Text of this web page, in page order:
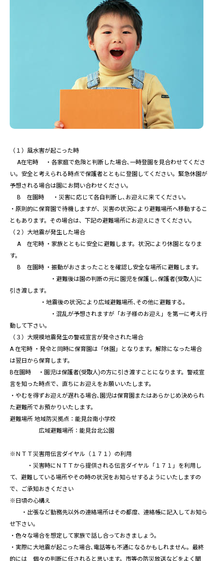
（１）風水害が起こった時
A在宅時 ・各家庭で危険と判断した場合､一時登園を見合わせてくださ
い。安全と考えられる時点で保護者とともに登園してください。緊急休園が
予想される場合は園にお問い合わせください。
B 在園時 ・災害に応じて各自判断し､お迎えに来てください。
・原則的に保育園で待機しますが、災害の状況により避難場所へ移動するこ
ともあります。その場合は、下記の避難場所にお迎えにきてください。
（２）大地震が発生した場合
A 在宅時 ・家族とともに安全に避難します。状況により休園となりま
す。
B 在園時 ・振動がおさまったことを確認し安全な場所に避難します。
・避難後は園の判断の元に園児を保護し､保護者(受取人)に
引き渡します。
・地震後の状況により広域避難場所､その他に避難する。
・混乱が予想されますが「お子様のお迎え」を第一に考え行
動して下さい。
（３）大規模地震発生の警戒宣言が発令された場合
A 在宅時 ・発令と同時に保育園は「休園」となります。解除になった場合
は翌日から保育します。
B在園時 ・園児は保護者(受取人)の方に引き渡すことになります。警戒宣
言を知った時点で、直ちにお迎えをお願いいたします。
・やむを得ずお迎えが遅れる場合､園児は保育園またはあらかじめ決められ
た避難所でお預かりいたします。
避難場所 地域防災拠点：能見台南小学校
広域避難場所：能見台北公園
※ＮＴＴ災害用伝言ダイヤル（１７１）の利用
・災害時にＮＴＴから提供される伝言ダイヤル「１７１」を利用し
て、避難している場所やその時の状況をお知らせするようにいたしますの
で、ご承知おきください
※日頃の心構え
・出張など勤務先以外の連絡場所はその都度、連絡帳に記入してお知ら
せ下さい。
・色々な場合を想定して家族で話し合っておきましょう。
・実際に大地震が起こった場合､電話等も不通になるかもしれません。最終
的には 個々の判断に任されると思います。市等の防災放送などをよく聞